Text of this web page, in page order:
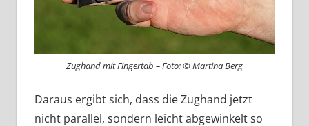
Zughand mit Fingertab – Foto: © Martina Berg
Daraus ergibt sich, dass die Zughand jetzt
nicht parallel, sondern leicht abgewinkelt so